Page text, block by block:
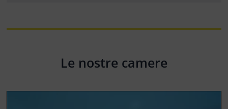
Le nostre camere